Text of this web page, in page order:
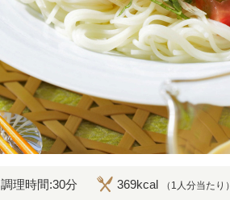
調理時間:30分 369kcal （1人分当たり）